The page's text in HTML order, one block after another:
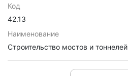
Код
42.13
Наименование
Строительство мостов и тоннелей